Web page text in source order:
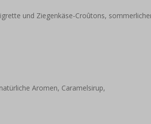
und Ziegenkäse-Croûtons,
Aromen, Caramelsirup,